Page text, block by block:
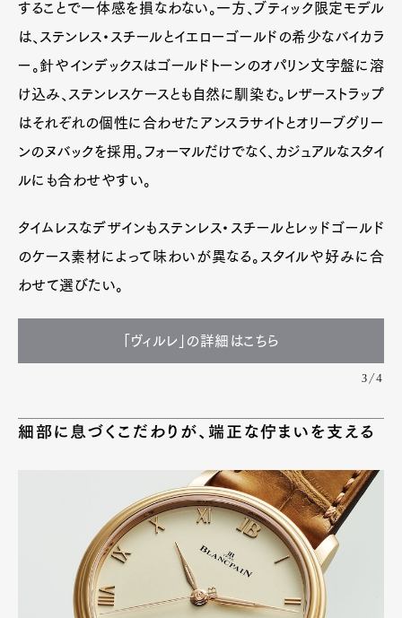
することで一体感を損なわない。一方、ブティック限定モデル
は、ステンレス・スチールとイエローゴールドの希少なバイカラ
ー。針やインデックスはゴールドトーンのオパリン文字盤に溶
け込み、ステンレスケースとも自然に馴染む。レザーストラップ
はそれぞれの個性に合わせたアンスラサイトとオリーブグリー
ンのヌバックを採用。フォーマルだけでなく、カジュアルなスタイ
ルにも合わせやすい。
タイムレスなデザインもステンレス・スチールとレッドゴールド
のケース素材によって味わいが異なる。スタイルや好みに合
わせて選びたい。
「ヴィルレ」の詳細はこちら
3/4
細部に息づくこだわりが、端正な佇まいを支える